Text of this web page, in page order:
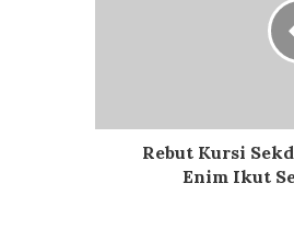
Rebut Kursi
Enim Ikut